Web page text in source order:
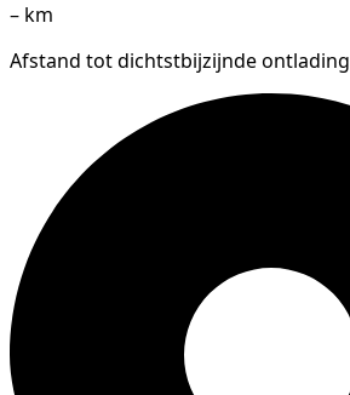
– km
Afstand tot dichtstbijzijnde ontlading